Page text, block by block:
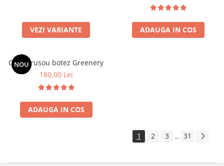
VEZI VARIANTE ADAUGA IN COS
NOU
Cutie trusou botez Greenery
180,00 Lei
ADAUGA IN COS
1 2 3 ... 31